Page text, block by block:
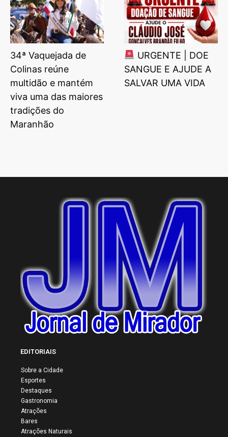
34ª Vaquejada de
Colinas reúne
multidão e mantém
viva uma das maiores
tradições do
Maranhão
URGENTE | DOE
SANGUE E AJUDE A
SALVAR UMA VIDA
EDITORIAIS
Sobre a Cidade
Esportes
Destaques
Gastronomia
Atrações
Bares
Atrações Naturais